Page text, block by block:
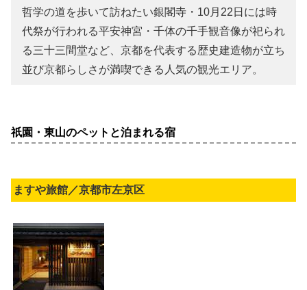
哲学の道を歩いて訪ねたい銀閣寺・10月22日には時
代祭が行われる平安神宮・千体の千手観音像が祀られ
る三十三間堂など、京都を代表する歴史建造物が立ち
並び京都らしさが満喫できる人気の観光エリア。
祇園・東山のペットと泊まれる宿
ますや旅館／京都市左京区